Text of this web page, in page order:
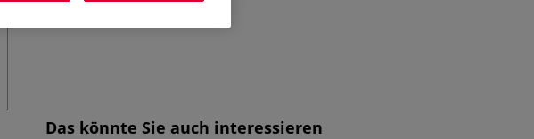
Das könnte Sie auch interessieren